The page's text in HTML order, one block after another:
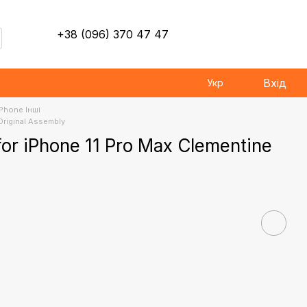
+38 (096) 370 47 47
Укр Вхід
Інші
Assembly
iPhone 11 Pro Max Clementine